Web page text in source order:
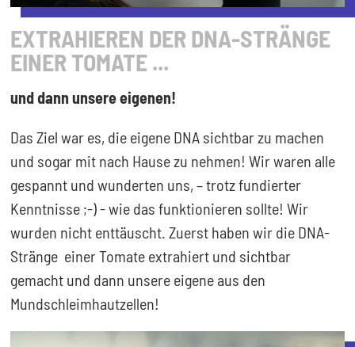
EXTRAHIEREN DER DNA-STRÄNGE
EINER TOMATE ...
und dann unsere eigenen!
Das Ziel war es, die eigene DNA sichtbar zu machen
und sogar mit nach Hause zu nehmen! Wir waren alle
gespannt und wunderten uns, – trotz fundierter
Kenntnisse ;-) - wie das funktionieren sollte! Wir
wurden nicht enttäuscht. Zuerst haben wir die DNA-
Stränge einer Tomate extrahiert und sichtbar
gemacht und dann unsere eigene aus den
Mundschleimhautzellen!